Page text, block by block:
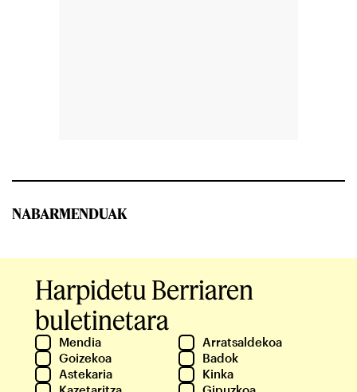
NABARMENDUAK
Harpidetu Berriaren
buletinetara
Mendia
Arratsaldekoa
Goizekoa
Badok
Astekaria
Kinka